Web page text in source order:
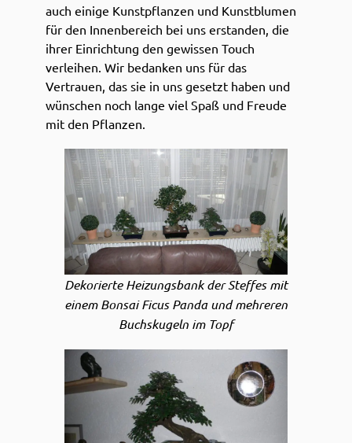
auch einige Kunstpflanzen und Kunstblumen
für den Innenbereich bei uns erstanden, die
ihrer Einrichtung den gewissen Touch
verleihen. Wir bedanken uns für das
Vertrauen, das sie in uns gesetzt haben und
wünschen noch lange viel Spaß und Freude
mit den Pflanzen.
Dekorierte Heizungsbank der Steffes mit
einem Bonsai Ficus Panda und mehreren
Buchskugeln im Topf